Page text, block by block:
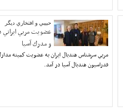
حبيبي و افتخاري ديگر
عضويت مربي ايراني
و مدرك آسيا
مربي سرشناس هندبال ايران به عضويت كميته
فدراسيون هندبال آسيا در آمد.